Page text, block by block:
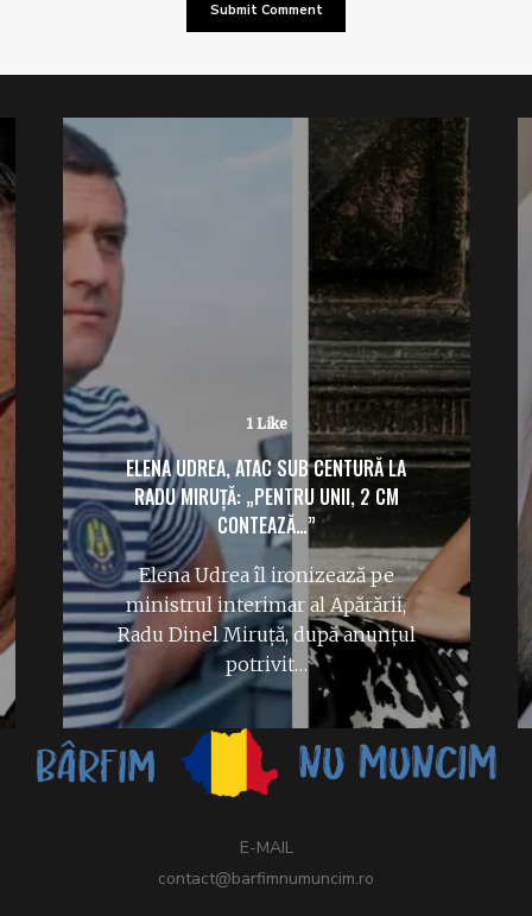
1 Like
ELENA UDREA, ATAC SUB CENTURĂ LA
RADU MIRUȚĂ: „PENTRU UNII, 2 CM
CONTEAZĂ…”
Elena Udrea îl ironizează pe
ministrul interimar al Apărării,
Radu Dinel Miruță, după anunțul
potrivit…
E-MAIL
contact@barfimnumuncim.ro